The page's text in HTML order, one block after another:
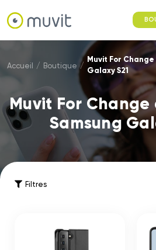
Accueil / Boutique /
Muvit For
Galaxy S21
Muvit For
Samsung
Filtres